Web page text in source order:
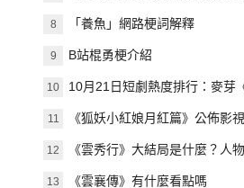
8 「養魚」網路梗詞解釋
9 B站棍勇梗介紹
10 10月21日短劇熱度排行：麥芽
登頂第一
11 《狐妖小紅娘月紅篇》公佈影
12 《雲秀行》大結局是什麼？人
向預測
13 《雲襄傳》有什麼看點嗎